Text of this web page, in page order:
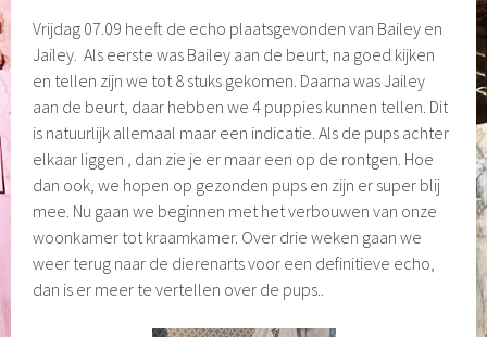
Vrijdag 07.09 heeft de echo plaatsgevonden van Bailey en
Jailey. Als eerste was Bailey aan de beurt, na goed kijken
en tellen zijn we tot 8 stuks gekomen. Daarna was Jailey
aan de beurt, daar hebben we 4 puppies kunnen tellen. Dit
is natuurlijk allemaal maar een indicatie. Als de pups achter
elkaar liggen , dan zie je er maar een op de rontgen. Hoe
dan ook, we hopen op gezonden pups en zijn er super blij
mee. Nu gaan we beginnen met het verbouwen van onze
woonkamer tot kraamkamer. Over drie weken gaan we
weer terug naar de dierenarts voor een definitieve echo,
dan is er meer te vertellen over de pups..